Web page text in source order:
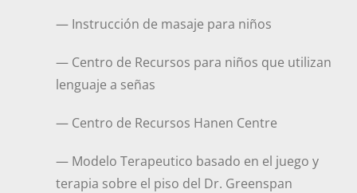
— Instrucción de masaje para niños
— Centro de Recursos para niños que utilizan
lenguaje a señas
— Centro de Recursos Hanen Centre
— Modelo Terapeutico basado en el juego y
terapia sobre el piso del Dr. Greenspan